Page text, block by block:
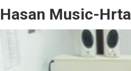
Hasan Music-Hrta